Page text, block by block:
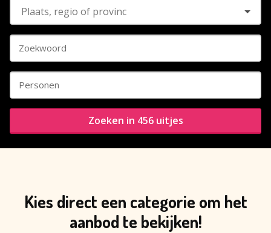
Zoekwoord
Personen
Zoeken in 456 uitjes
Kies direct een categorie om het
aanbod te bekijken!